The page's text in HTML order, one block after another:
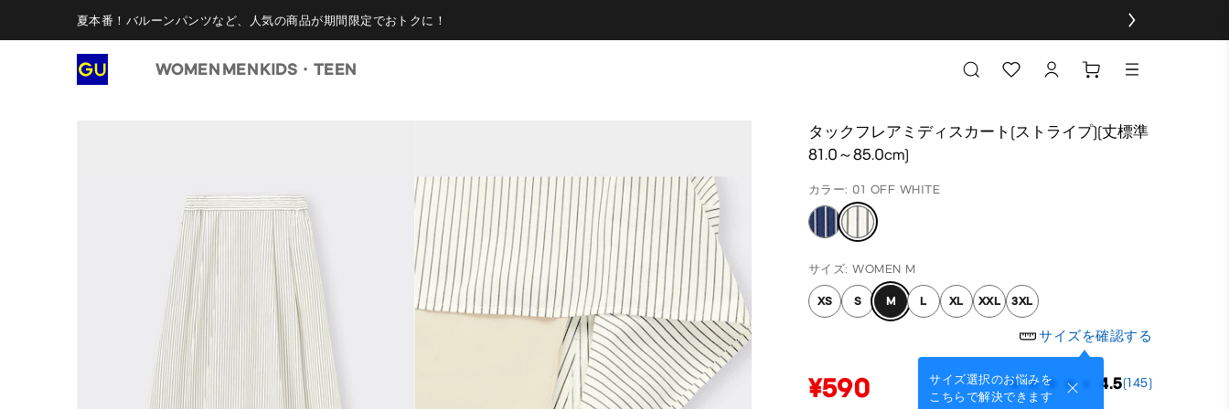
夏本番！バルーンパンツなど、人気の商品が期間限定でおトクに！
WOMEN MENKIDS・TEEN
タックフレアミディスカート(ストライプ)(丈標準
81.0～85.0cm)
カラー: 01 OFF WHITE
サイズ: WOMEN M
XS S M L XL XXL 3XL
サイズを確認する
サイズ選択のお悩みを
こちらで解決できます
¥590 4.5(145)